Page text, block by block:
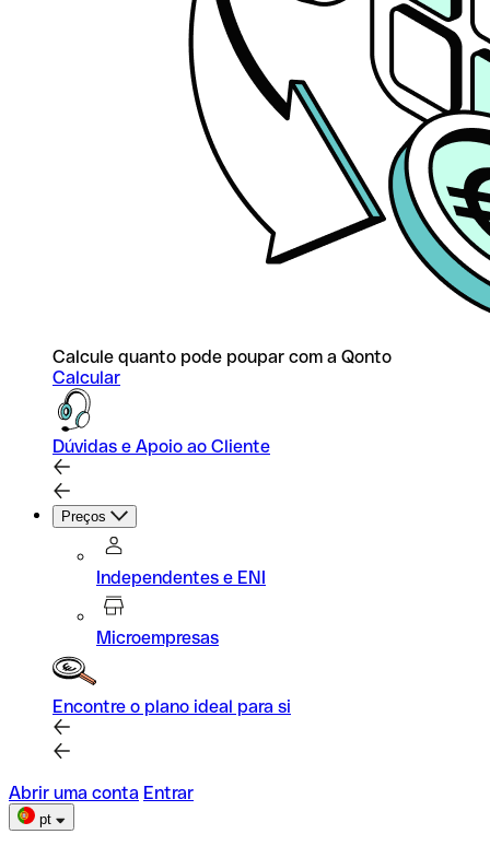
Calcule quanto pode poupar com a Qonto
Calcular
Dúvidas e Apoio ao Cliente
Preços
Independentes e ENI
Microempresas
Encontre o plano ideal para si
Abrir uma conta Entrar
pt